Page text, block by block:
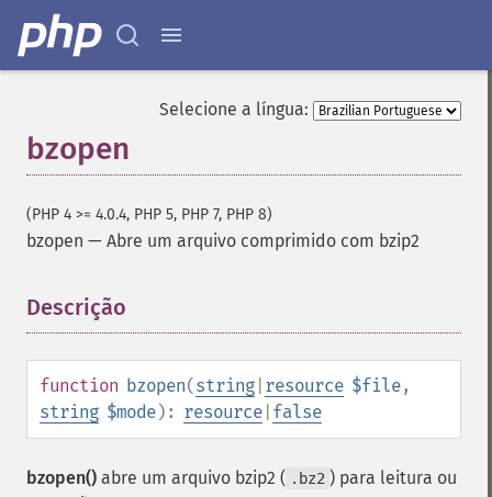
Selecione a língua:
bzopen
(PHP 4 >= 4.0.4, PHP 5, PHP 7, PHP 8)
bzopen — Abre um arquivo comprimido com bzip2
Descrição
function bzopen(string resource $file,
string $mode): resource false
bzopen() abre um arquivo bzip2 ( .bz2 ) para leitura ou